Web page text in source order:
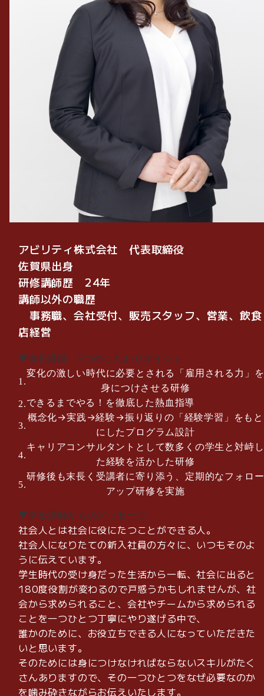
アビリティ株式会社 代表取締役
佐賀県出身
研修講師歴 24年
講師以外の職歴
事務職、会社受付、販売スタッフ、営業、飲食
店経営
▼幸松講師 5つのこだわりポイント
変化の激しい時代に必要とされる「雇用される力」を
身につけさせる研修
できるまでやる！を徹底した熱血指導
概念化→実践→経験→振り返りの「経験学習」をもと
にしたプログラム設計
キャリアコンサルタントとして数多くの学生と対峙し
た経験を活かした研修
研修後も末長く受講者に寄り添う、定期的なフォロー
アップ研修を実施
▼幸松講師からのメッセージ
社会人とは社会に役にたつことができる人。
社会人になりたての新入社員の方々に、いつもそのよ
うに伝えています。
学生時代の受け身だった生活から一転、社会に出ると
180度役割が変わるので戸惑うかもしれませんが、社
会から求められること、会社やチームから求められる
ことを一つひとつ丁寧にやり遂げる中で、
誰かのために、お役立ちできる人になっていただきた
いと思います。
そのためには身につけなければならないスキルがたく
さんありますので、その一つひとつをなぜ必要なのか
を噛み砕きながらお伝えいたします。